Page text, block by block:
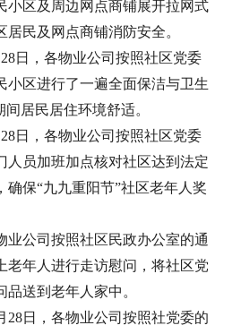
小区及周边网点商铺展开拉网式
民及网点商铺消防安全。
日，各物业公司按照社区党委
小区进行了一遍全面保洁与卫生
居民居住环境舒适。
日，各物业公司按照社区党委
人员加班加点核对社区达到法定
确保“九九重阳节”社区老年人奖
业公司按照社区民政办公室的通
老年人进行走访慰问，将社区党
送到老年人家中。
28日，各物业公司按照社党委的